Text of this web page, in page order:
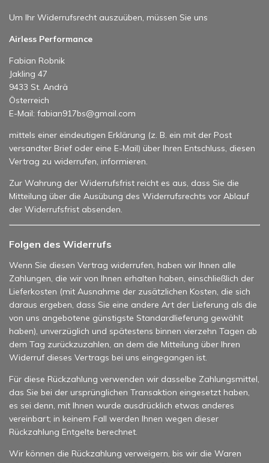
Um Ihr Widerrufsrecht auszuüben, müssen Sie uns
Airless Performance
Fabian Robnik
Jakling 47
9433 St. Andrä
Österreich
E-Mail: fabian917bs@gmail.com
mittels einer eindeutigen Erklärung (z. B. ein mit der Post
versandter Brief oder eine E-Mail) über Ihren Entschluss, diesen
Vertrag zu widerrufen, informieren.
Zur Wahrung der Widerrufsfrist reicht es aus, dass Sie die
Mitteilung über die Ausübung des Widerrufsrechts vor Ablauf
der Widerrufsfrist absenden.
Folgen des Widerrufs
Wenn Sie diesen Vertrag widerrufen, haben wir Ihnen alle
Zahlungen, die wir von Ihnen erhalten haben, einschließlich der
Lieferkosten (mit Ausnahme der zusätzlichen Kosten, die sich
daraus ergeben, dass Sie eine andere Art der Lieferung als die
von uns angebotene günstigste Standardlieferung gewählt
haben), unverzüglich und spätestens binnen vierzehn Tagen ab
dem Tag zurückzuzahlen, an dem die Mitteilung über Ihren
Widerruf dieses Vertrags bei uns eingegangen ist.
Für diese Rückzahlung verwenden wir dasselbe Zahlungsmittel,
das Sie bei der ursprünglichen Transaktion eingesetzt haben,
es sei denn, mit Ihnen wurde ausdrücklich etwas anderes
vereinbart; in keinem Fall werden Ihnen wegen dieser
Rückzahlung Entgelte berechnet.
Wir können die Rückzahlung verweigern, bis wir die Waren